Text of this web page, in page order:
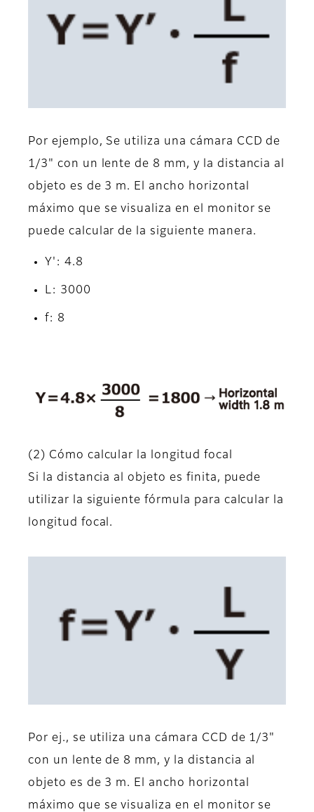
Por ejemplo, Se utiliza una cámara CCD de
1/3" con un lente de 8 mm, y la distancia al
objeto es de 3 m. El ancho horizontal
máximo que se visualiza en el monitor se
puede calcular de la siguiente manera.
Y': 4.8
L: 3000
f: 8
(2) Cómo calcular la longitud focal
Si la distancia al objeto es finita, puede
utilizar la siguiente fórmula para calcular la
longitud focal.
Por ej., se utiliza una cámara CCD de 1/3"
con un lente de 8 mm, y la distancia al
objeto es de 3 m. El ancho horizontal
máximo que se visualiza en el monitor se